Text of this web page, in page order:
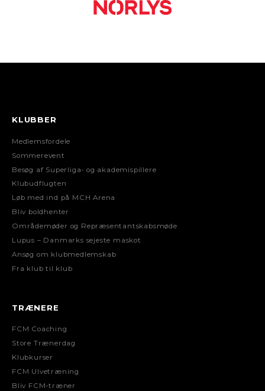
KLUBBER
Medlemsfordele
Sommerevent
Besøg af Superliga- og akademispillere
Klubudflugten
Løb med ind på MCH Arena
Bliv boldhenter
Områdemøder og Repræsentantskabsmøde
Lupus – Danmarks sejeste maskot
Ansøg om klubmedlemskab
Fra klub til klub
TRÆNERE
FCM Coaching
Store Trænerdag
Klubkurser
FCM Ulvetræning
Bliv FCM-træner